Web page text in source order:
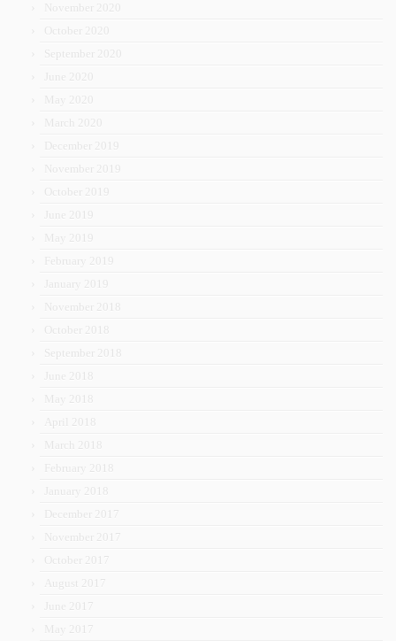
November 2020
October 2020
September 2020
June 2020
May 2020
March 2020
December 2019
November 2019
October 2019
June 2019
May 2019
February 2019
January 2019
November 2018
October 2018
September 2018
June 2018
May 2018
April 2018
March 2018
February 2018
January 2018
December 2017
November 2017
October 2017
August 2017
June 2017
May 2017